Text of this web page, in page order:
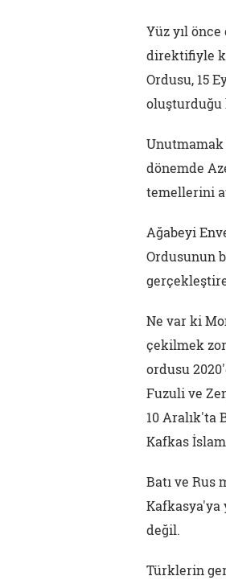
Yüz yıl
direktifiyle
Ordusu, 15
oluşturduğu
Unutmamak
dönemde
temellerini
Ağabeyi
Ordusunun
Ne var ki
çekilmek
ordusu
Fuzuli ve
10 Aralık'ta
Kafkas
Batı ve Rus
Kafkasya'ya
değil.
Türklerin